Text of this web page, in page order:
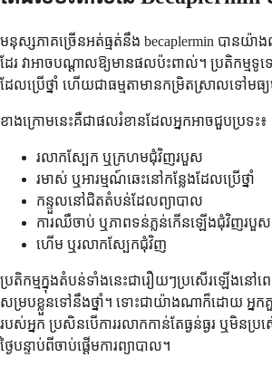
មនុស្សភាគច្រើនអត់ធ្មត់នឹង becaplermin បានយ៉ាង
ដែរ វាអាចបណ្តាលឱ្យមានផលប៉ះពាល់។ ប្រតិកម្មទូ
ដែលប្រើថ្នាំ ហើយជាធម្មតាមានកម្រិតស្រាលទៅមធ្
ខាង​ក្រោម​នេះ​គឺ​ជា​ផល​រំខាន​ដែល​អ្នក​អាច​ជួប​ប្រទះ៖
រលាកស្បែក ឬក្រហមជុំវិញរបួស
រមាស់ ឬអារម្មណ៍ឆេះនៅកន្លែងដែលប្រើថ្នាំ
កន្ទួលនៅជិតតំបន់ដែលព្យាបាល
ការឈឺចាប់ ឬភាពទន់ភ្លន់កើនឡើងជុំវិញរបួស
ហើម ឬរលាកស្បែកជុំវិញ
ប្រតិកម្មក្នុងតំបន់ទាំងនេះជារឿយៗប្រសើរឡើងនៅ
សម្របខ្លួនទៅនឹងថ្នាំ។ ទោះជាយ៉ាងណាក៏ដោយ អ្នកគួ
របស់អ្នក ប្រសិនបើការរលាកកាន់តែធ្ងន់ធ្ងរ ឬមិនប្
ថ្ងៃបន្ទាប់ពីចាប់ផ្តើមការព្យាបាល។